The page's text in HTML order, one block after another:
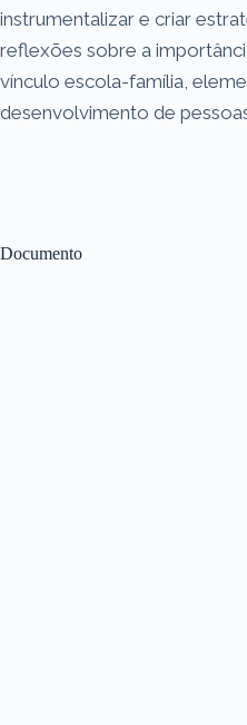
Documento
instrumentalizar e criar
reflexões sobre a
vínculo escola-família,
desenvolvimento de